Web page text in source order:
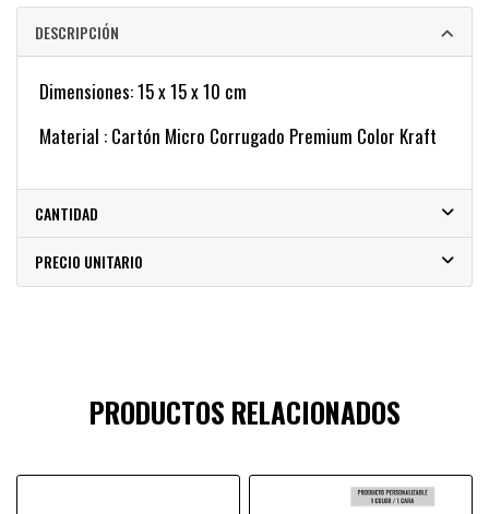
DESCRIPCIÓN
Dimensiones: 15 x 15 x 10 cm
Material : Cartón Micro Corrugado Premium Color Kraft
CANTIDAD
PRECIO UNITARIO
PRODUCTOS RELACIONADOS